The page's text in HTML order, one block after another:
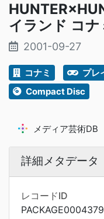
イランド コナ
2001-09-27
コナミ
プレ
Compact Disc
メディア芸術DB
詳細メタデータ
レコードID
PACKAGE0004379